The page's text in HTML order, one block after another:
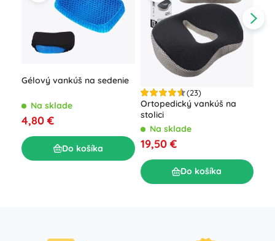
Gélový vankúš na sedenie
Na sklade
4,80 €
Do košíka
(23)
Ortopedický vankúš na
stolici
Na sklade
19,50 €
Do košíka